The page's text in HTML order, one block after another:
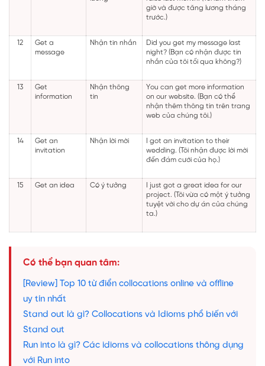
giờ và được tăng lương tháng
trước.)
12
Get a
message
Nhận tin nhắn
Did you get my message last
night? (Bạn có nhận được tin
nhắn của tôi tối qua không?)
13
Get
information
Nhận thông
tin
You can get more information
on our website. (Bạn có thể
nhận thêm thông tin trên trang
web của chúng tôi.)
14
Get an
invitation
Nhận lời mời
I got an invitation to their
wedding. (Tôi nhận được lời mời
đến đám cưới của họ.)
15 Get an idea Có ý tưởng
I just got a great idea for our
project. (Tôi vừa có một ý tưởng
tuyệt vời cho dự án của chúng
ta.)
Có thể bạn quan tâm:
[Review] Top 10 từ điển collocations online và offline
uy tín nhất
Stand out là gì? Collocations và Idioms phổ biến với
Stand out
Run into là gì? Các idioms và collocations thông dụng
với Run into